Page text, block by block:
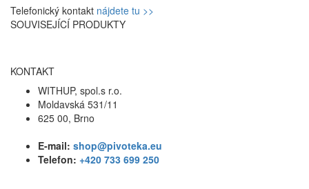
Telefonický kontakt nájdete tu >>
SOUVISEJÍCÍ PRODUKTY
KONTAKT
WITHUP, spol.s r.o.
Moldavská 531/11
625 00, Brno
E-mail: shop@pivoteka.eu
Telefon: +420 733 699 250